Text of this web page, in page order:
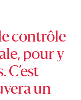
contrôle
pour y
C’est
un